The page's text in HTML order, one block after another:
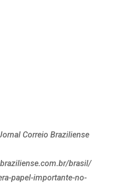
Correio Braziliense
brasil/
papel-importante-no-